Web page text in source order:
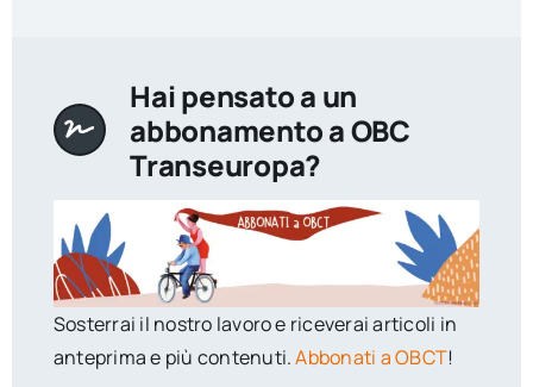
Hai pensato a un
abbonamento a OBC
Transeuropa?
Sosterrai il nostro lavoro e riceverai articoli in
anteprima e più contenuti.Abbonati a OBCT!